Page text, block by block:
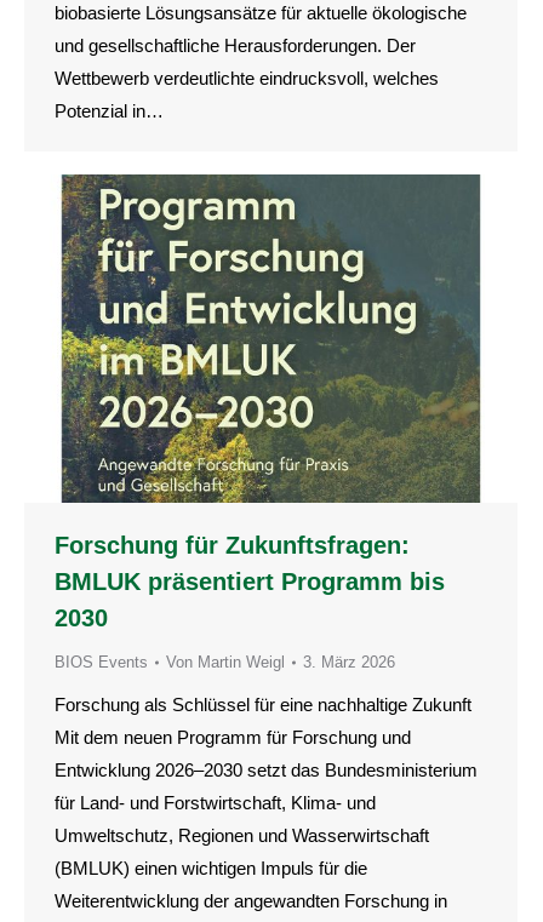
biobasierte Lösungsansätze für aktuelle ökologische
und gesellschaftliche Herausforderungen. Der
Wettbewerb verdeutlichte eindrucksvoll, welches
Potenzial in…
Forschung für Zukunftsfragen:
BMLUK präsentiert Programm bis
2030
BIOS Events Von Martin Weigl 3. März 2026
Forschung als Schlüssel für eine nachhaltige Zukunft
Mit dem neuen Programm für Forschung und
Entwicklung 2026–2030 setzt das Bundesministerium
für Land- und Forstwirtschaft, Klima- und
Umweltschutz, Regionen und Wasserwirtschaft
(BMLUK) einen wichtigen Impuls für die
Weiterentwicklung der angewandten Forschung in